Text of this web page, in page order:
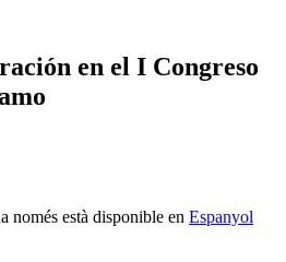
en el I Congreso
només està disponible en Espanyol